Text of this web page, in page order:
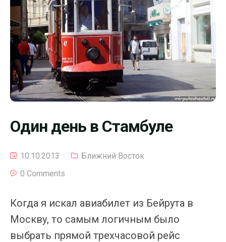
Один день в Стамбуле
10.10.2013
Ближний Восток
0 Comments
Когда я искал авиабилет из Бейрута в
Москву, то самым логичным было
выбрать прямой трехчасовой рейс